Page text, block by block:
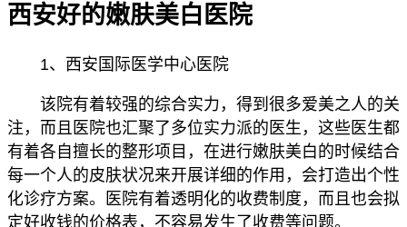
西安好的嫩肤美白医院
1、西安国际医学中心医院
该院有着较强的综合实力，得到很多爱美之人的关
注，而且医院也汇聚了多位实力派的医生，这些医生都
有着各自擅长的整形项目，在进行嫩肤美白的时候结合
每一个人的皮肤状况来开展详细的作用，会打造出个性
化诊疗方案。医院有着透明化的收费制度，而且也会拟
定好收钱的价格表，不容易发生了收费等问题。